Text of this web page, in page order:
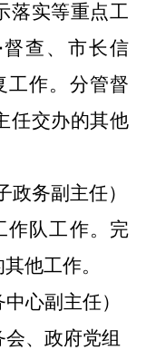
落实等重点工
督查、市长信
作。 分管督
任交办的其他
政务副主任）
作队工作。完
他工作。
心副主任）
、政府党组